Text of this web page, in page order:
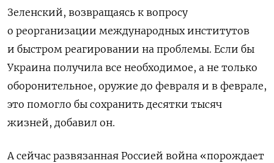
Зеленский, возвращаясь к вопросу
о реорганизации международных институтов
и быстром реагировании на проблемы. Если бы
Украина получила все необходимое, а не только
оборонительное, оружие до февраля и в феврале,
это помогло бы сохранить десятки тысяч
жизней, добавил он.
А сейчас развязанная Россией война «порождает